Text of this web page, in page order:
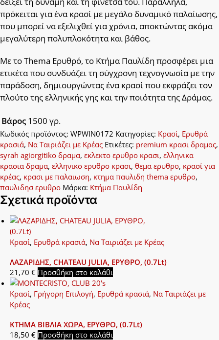
πρόκειται για ένα κρασί με μεγάλο δυναμικό παλαίωσης,
που μπορεί να εξελιχθεί για χρόνια, αποκτώντας ακόμα
μεγαλύτερη πολυπλοκότητα και βάθος.
Με το Thema Ερυθρό, το Κτήμα Παυλίδη προσφέρει μια
ετικέτα που συνδυάζει τη σύγχρονη τεχνογνωσία με την
παράδοση, δημιουργώντας ένα κρασί που εκφράζει τον
πλούτο της ελληνικής γης και την ποιότητα της Δράμας.
Βάρος 1500 γρ.
Κωδικός προϊόντος: WPWIN0172 Κατηγορίες: Κρασί, Ερυθρά
κρασιά, Να Ταιριάζει με Κρέας Ετικέτες: premium κρασι δραμας,
syrah agiorgitiko δραμα, εκλεκτο ερυθρο κρασι, ελληνικα
κρασια δραμα, ελληνικο ερυθρο κρασι, θεμα ερυθρο, κρασί για
κρέας, κρασι με παλαιωση, κτημα παυλιδη thema ερυθρο,
παυλιδησ ερυθρο Μάρκα: Κτήμα Παυλίδη
Σχετικά προϊόντα
Κρασί, Ερυθρά κρασιά, Να Ταιριάζει με Κρέας
ΛΑΖΑΡΙΔΗΣ, CHATEAU JULIA, ΕΡΥΘΡΟ, (0.7Lt)
21,70 € Προσθήκη στο καλάθι
Κρασί, Γρήγορη Επιλογή, Ερυθρά κρασιά, Να Ταιριάζει με
Κρέας
ΚΤΗΜΑ ΒΙΒΛΙΑ ΧΩΡΑ, ΕΡΥΘΡΟ, (0.7Lt)
18,50 € Προσθήκη στο καλάθι